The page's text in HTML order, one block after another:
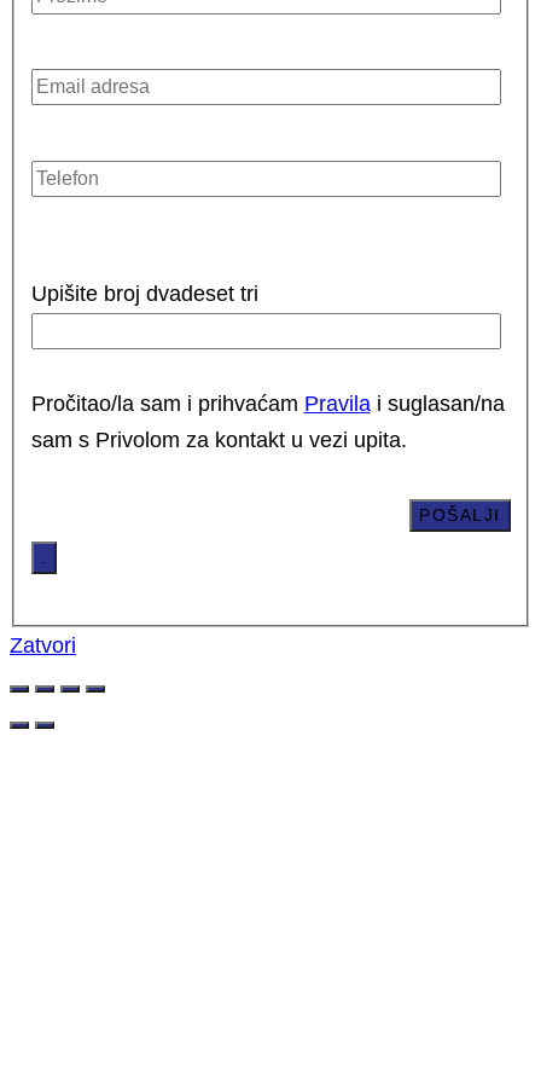
Upišite broj dvadeset tri
Pročitao/la sam i prihvaćam Pravilai suglasan/na
sam s Privolom za kontakt u vezi upita.
.
Zatvori